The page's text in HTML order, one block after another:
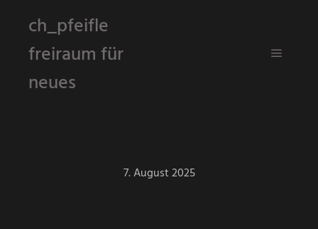
ch_pfeifle
freiraum für
neues
7. August 2025